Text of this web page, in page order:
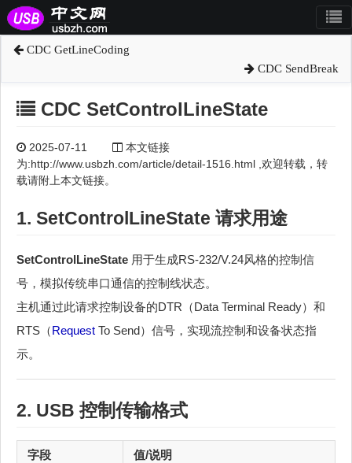
CDC GetLineCoding
CDC SendBreak
CDC SetControlLineState
2025-07-11
本文链接
为:http://www.usbzh.com/article/detail-1516.html ,欢迎转载，转
载请附上本文链接。
1. SetControlLineState 请求用途
SetControlLineState 用于生成RS-232/V.24风格的控制信
号，模拟传统串口通信的控制线状态。
主机通过此请求控制设备的DTR（Data Terminal Ready）和
RTS（Request To Send）信号，实现流控制和设备状态指
示。
2. USB 控制传输格式
字段 值/说明